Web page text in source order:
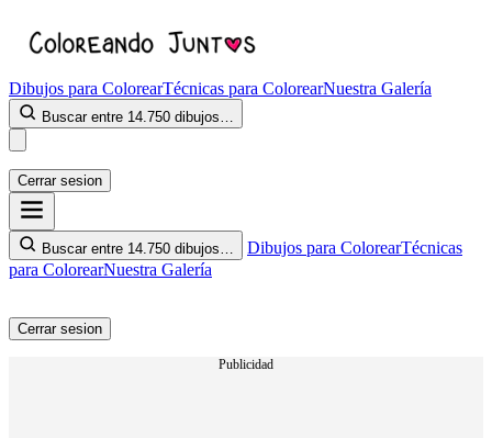
Dibujos para ColorearTécnicas para ColorearNuestra Galería
Buscar entre 14.750 dibujos…
Cerrar sesion
Buscar entre 14.750 dibujos… Dibujos para ColorearTécnicas
para ColorearNuestra Galería
Cerrar sesion
Publicidad